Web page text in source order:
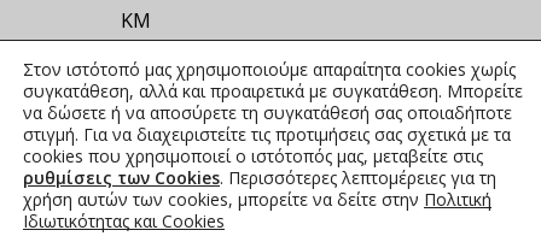
ΚΜ
ΑΝΑΓΡΑΦΟΝΤΑΙ ΣΤΟ
ΑΝΗΡΤΗΜΕΝΟ PDF
0,51€ –1,56€ συμπ. Φ.Π.Α.
Στον ιστότοπό μας χρησιμοποιούμε απαραίτητα cookies χωρίς
συγκατάθεση, αλλά και προαιρετικά με συγκατάθεση. Μπορείτε
να δώσετε ή να αποσύρετε τη συγκατάθεσή σας οποιαδήποτε
στιγμή. Για να διαχειριστείτε τις προτιμήσεις σας σχετικά με τα
cookies που χρησιμοποιεί ο ιστότοπός μας, μεταβείτε στις
ρυθμίσεις των Cookies. Περισσότερες λεπτομέρειες για τη
χρήση αυτών των cookies, μπορείτε να δείτε στην Πολιτική
Ιδιωτικότητας και Cookies